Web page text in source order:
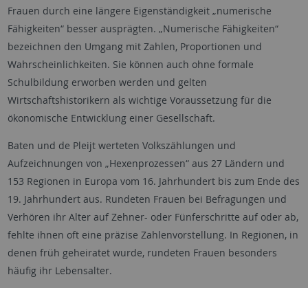
Frauen durch eine längere Eigenständigkeit „numerische
Fähigkeiten“ besser ausprägten. „Numerische Fähigkeiten“
bezeichnen den Umgang mit Zahlen, Proportionen und
Wahrscheinlichkeiten. Sie können auch ohne formale
Schulbildung erworben werden und gelten
Wirtschaftshistorikern als wichtige Voraussetzung für die
ökonomische Entwicklung einer Gesellschaft.
Baten und de Pleijt werteten Volkszählungen und
Aufzeichnungen von „Hexenprozessen“ aus 27 Ländern und
153 Regionen in Europa vom 16. Jahrhundert bis zum Ende des
19. Jahrhundert aus. Rundeten Frauen bei Befragungen und
Verhören ihr Alter auf Zehner- oder Fünferschritte auf oder ab,
fehlte ihnen oft eine präzise Zahlenvorstellung. In Regionen, in
denen früh geheiratet wurde, rundeten Frauen besonders
häufig ihr Lebensalter.